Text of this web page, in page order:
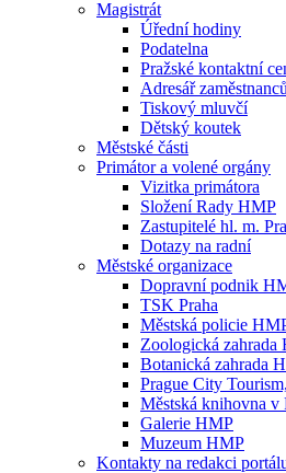
Magistrát
Úřední hodiny
Podatelna
Pražské kontaktní
Adresář zaměstnanců
Tiskový mluvčí
Dětský koutek
Městské části
Primátor a volené orgány
Vizitka primátora
Složení Rady HMP
Zastupitelé hl. m.
Dotazy na radní
Městské organizace
Dopravní podnik
TSK Praha
Městská policie
Zoologická zahrada
Botanická zahrada
Prague City
Městská knihovna v
Galerie HMP
Muzeum HMP
Kontakty na redakci